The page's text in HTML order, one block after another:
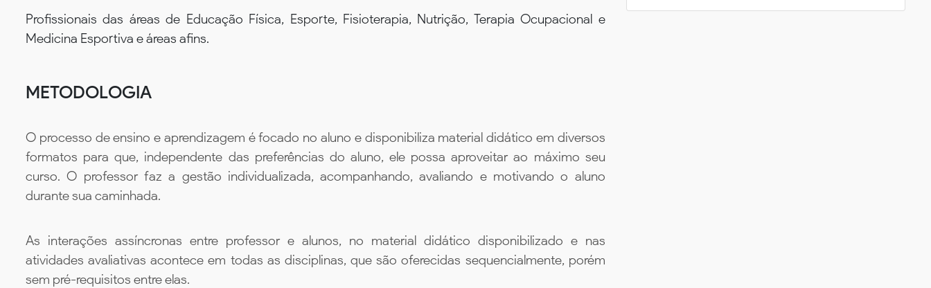
Profissionais das áreas de Educação Física, Esporte, Fisioterapia, Nutrição, Terapia Ocupacional e
Medicina Esportiva e áreas afins.
METODOLOGIA
O processo de ensino e aprendizagem é focado no aluno e disponibiliza material didático em diversos
formatos para que, independente das preferências do aluno, ele possa aproveitar ao máximo seu
curso. O professor faz a gestão individualizada, acompanhando, avaliando e motivando o aluno
durante sua caminhada.
As interações assíncronas entre professor e alunos, no material didático disponibilizado e nas
atividades avaliativas acontece em todas as disciplinas, que são oferecidas sequencialmente, porém
sem pré-requisitos entre elas.